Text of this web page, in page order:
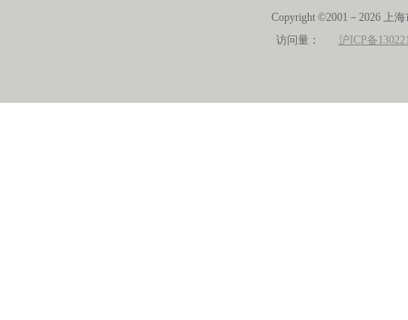
Copyright ©2001－2026 上
访问量： 沪ICP备